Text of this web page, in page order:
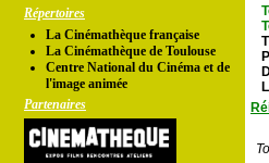
Répertoires
La Cinémathèque française
La Cinémathèque de Toulouse
Centre National du Cinéma et de
l'image animée
Partenaires